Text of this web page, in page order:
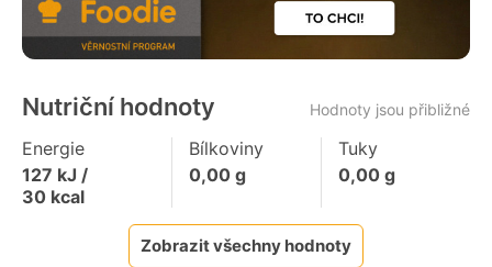
Nutriční hodnoty Hodnoty jsou přibližné
Energie
127 kJ /
30 kcal
Bílkoviny
0,00g
Tuky
0,00g
Zobrazit všechny hodnoty